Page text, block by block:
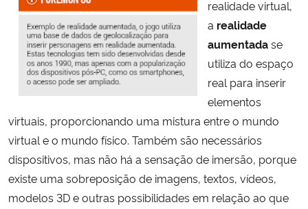
realidade virtual,
a realidade
aumentadase
utiliza do espaço
real para inserir
elementos
virtuais, proporcionando uma mistura entre o mundo
virtual e o mundo físico. Também são necessários
dispositivos, mas não há a sensação de imersão, porque
existe uma sobreposição de imagens, textos, vídeos,
modelos 3D e outras possibilidades em relação ao que